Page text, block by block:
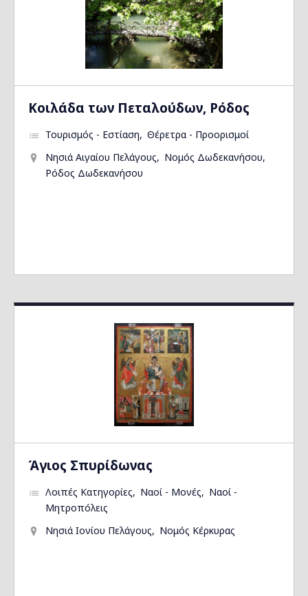
Kοιλάδα των Πεταλούδων, Ρόδος
Τουρισμός - Εστίαση
Θέρετρα - Προορισμοί
Νησιά Αιγαίου Πελάγους
Νομός Δωδεκανήσου
Ρόδος Δωδεκανήσου
Άγιος Σπυρίδωνας
Λοιπές Κατηγορίες Ναοί - Μονές
Ναοί -
Μητροπόλεις
Νησιά Ιονίου Πελάγους
Νομός Κέρκυρας